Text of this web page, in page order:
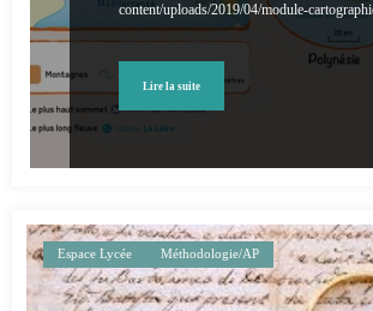
content/uploads/2019/04/module-
Lire la suite
Espace Lycée Méthodologie/AP